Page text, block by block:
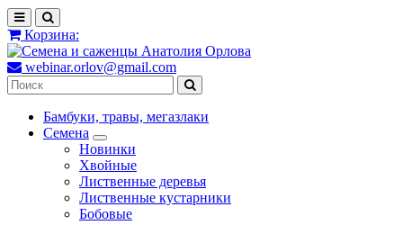
Корзина:
webinar.orlov@gmail.com
Бамбуки, травы, мегазлаки
Семена
Новинки
Хвойные
Лиственные деревья
Лиственные кустарники
Бобовые